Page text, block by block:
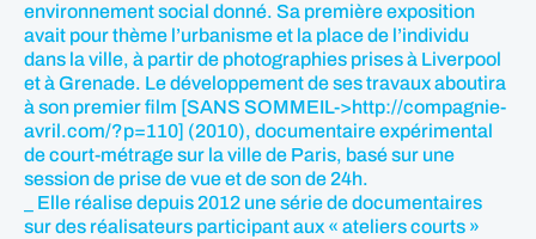
environnement social donné. Sa première exposition
avait pour thème l’urbanisme et la place de l’individu
dans la ville, à partir de photographies prises à Liverpool
et à Grenade. Le développement de ses travaux aboutira
à son premier film [SANS SOMMEIL->http://compagnie-
avril.com/?p=110] (2010), documentaire expérimental
de court-métrage sur la ville de Paris, basé sur une
session de prise de vue et de son de 24h.
_ Elle réalise depuis 2012 une série de documentaires
sur des réalisateurs participant aux « ateliers courts »